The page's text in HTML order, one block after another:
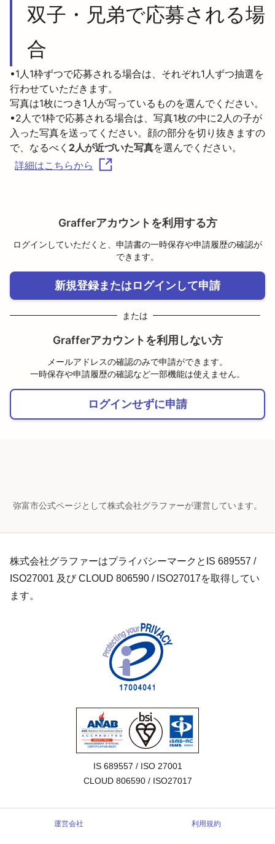
双子・兄弟で応募される場
合
•1人1枠ずつで応募される場合は、それぞれ1人ずつ抽選を
行わせていただきます。
写真は1枚につき1人が写っているものを選んでください。
•2人で1枠で応募される場合は、写真1枚の中に2人の子が
入った写真を送ってください。顔の部分を切り抜きますの
で、なるべく 2人が近づいた写真を選んでください。
詳細はこちらから
Grafferアカウントを利用する方
ログインしていただくと、申請書の一時保存や申請履歴の確認が
できます。
新規登録またはログインして申請
または
Grafferアカウントを利用しない方
メールアドレスの確認のみで申請ができます。
一時保存や申請履歴の確認など一部機能は使えません。
ログインせずに申請
弥富市公式ページとして株式会社グラファーが運営しています。
株式会社グラファーはプライバシーマークとIS 689557 /
ISO27001 及び CLOUD 806590 / ISO27017を取得してい
ます。
IS 689557 / ISO 27001
CLOUD 806590 / ISO27017
運営会社 利用規約